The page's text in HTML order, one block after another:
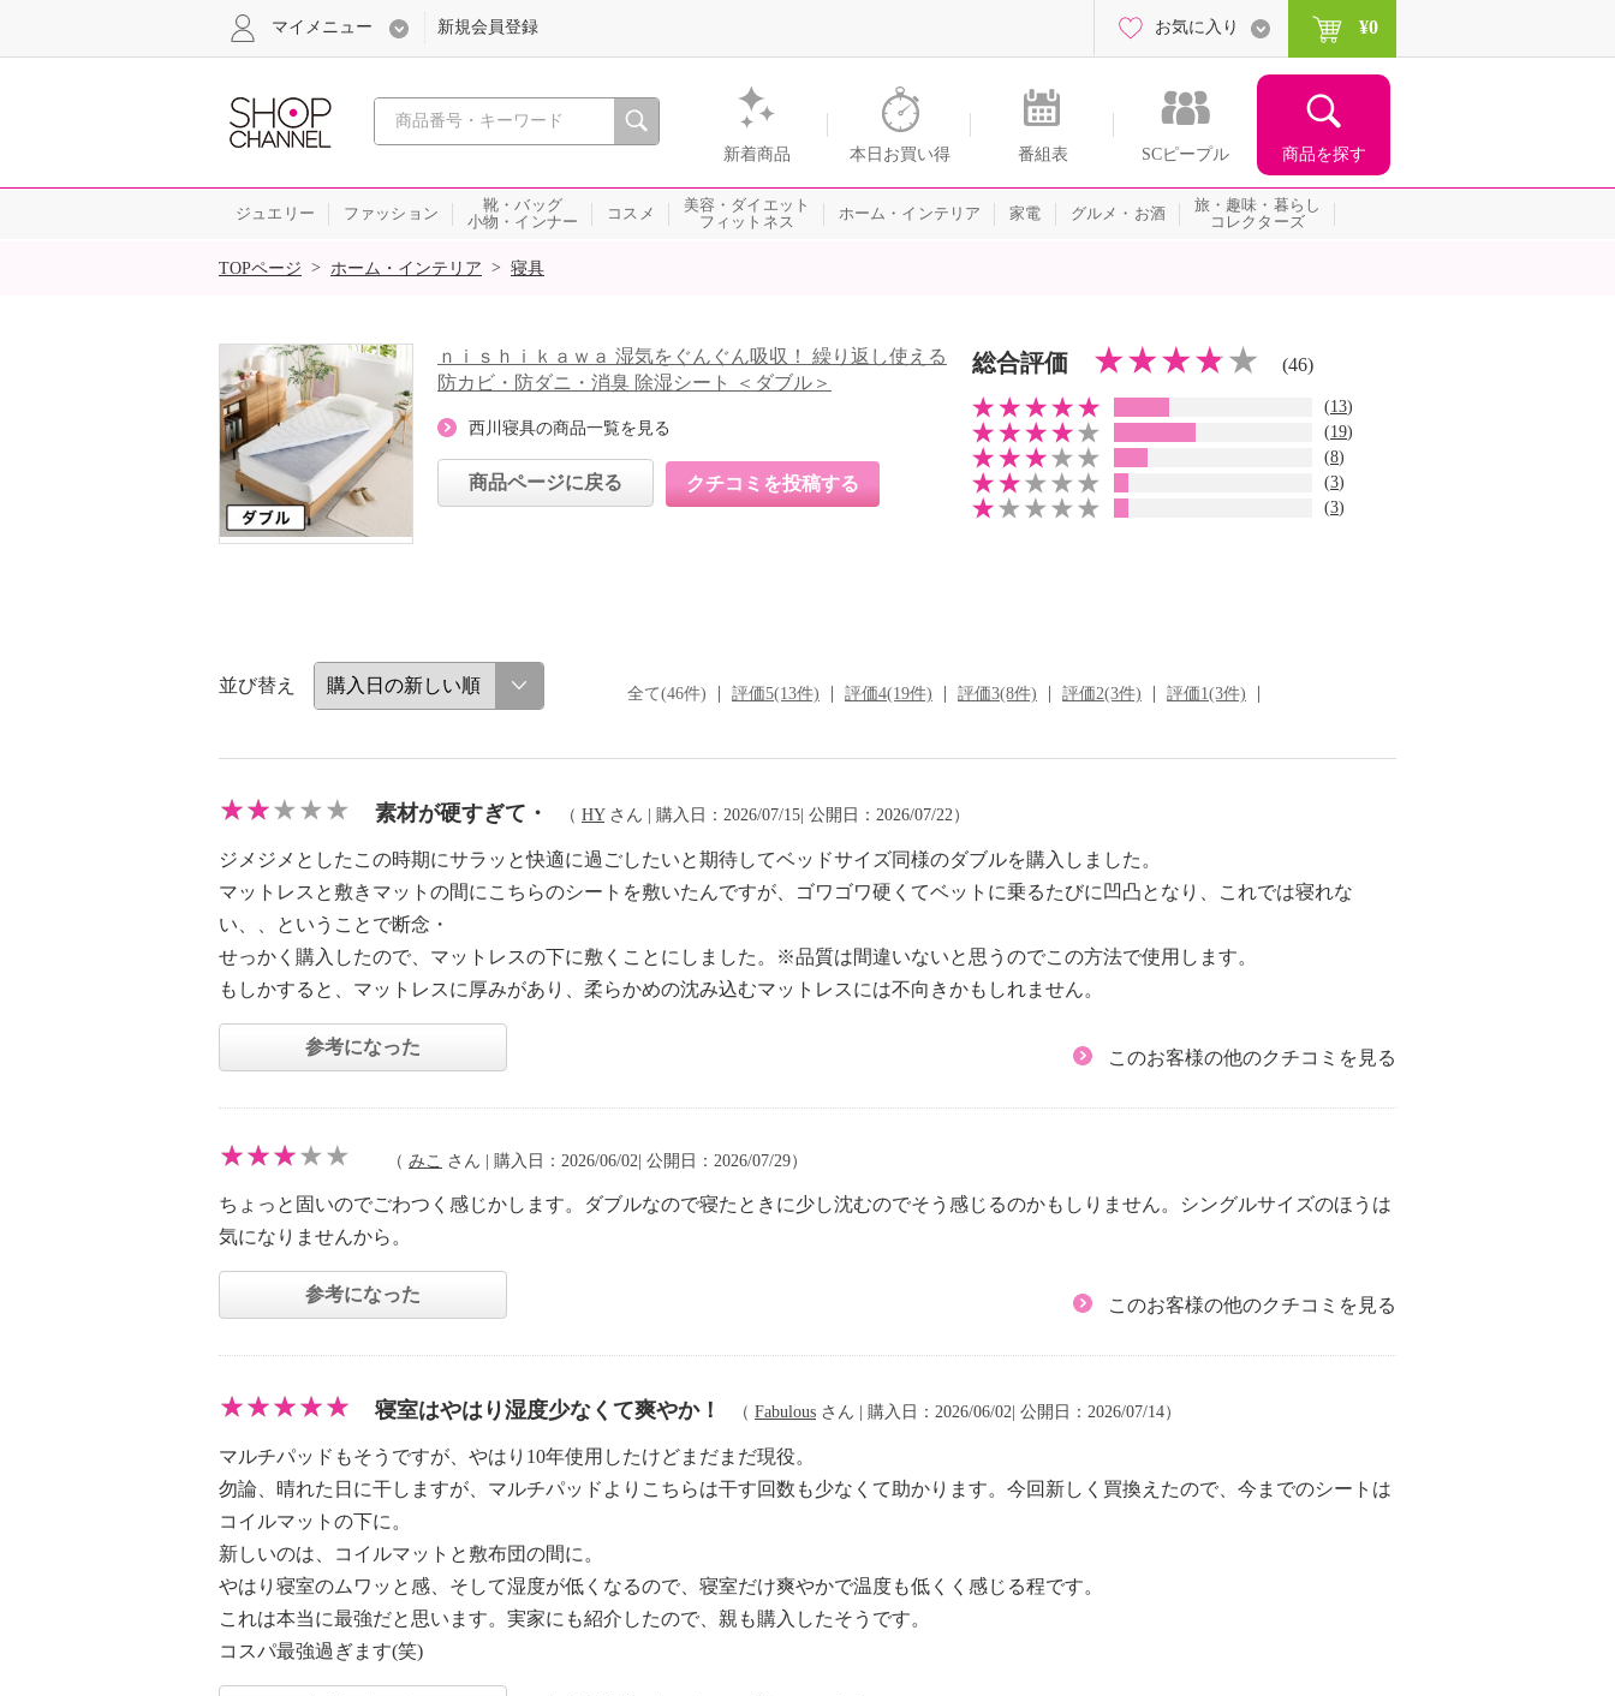
心おどる、瞬間を。通販・テレビショッピングのショップチャンネル
新着商品 本日お買い得 番組表 SCピープル 商品を探す
マイメニュー 新規会員登録 お気に入り ¥0
ジュエリー ファッション
靴・バッグ
小物・インナー
コスメ
美容・ダイエット
フィットネス
ホーム・インテリア 家電 グルメ・お酒
旅・趣味・暮らし
コレクターズ
SALE
TOPページ > ホーム・インテリア > 寝具
ｎｉｓｈｉｋａｗａ 湿気をぐんぐん吸収！ 繰り返し使える
防カビ・防ダニ・消臭 除湿シート ＜ダブル＞
西川寝具の商品一覧を見る
商品ページに戻る クチコミを投稿する
総合評価 (46)
(13)
(19)
(8)
(3)
(3)
並び替え 全て(46件) 評価5(13件) 評価4(19件) 評価3(8件) 評価2(3件) 評価1(3件)
素材が硬すぎて・ （ HYさん | 購入日：2026/07/15| 公開日：2026/07/22）
ジメジメとしたこの時期にサラッと快適に過ごしたいと期待してベッドサイズ同様のダブルを購入しました。
マットレスと敷きマットの間にこちらのシートを敷いたんですが、ゴワゴワ硬くてベットに乗るたびに凹凸となり、これでは寝れな
い、、ということで断念・
せっかく購入したので、マットレスの下に敷くことにしました。※品質は間違いないと思うのでこの方法で使用します。
もしかすると、マットレスに厚みがあり、柔らかめの沈み込むマットレスには不向きかもしれません。
参考になった
このお客様の他のクチコミを見る
（ みこ さん | 購入日：2026/06/02| 公開日：2026/07/29）
ちょっと固いのでごわつく感じかします。ダブルなので寝たときに少し沈むのでそう感じるのかもしりません。シングルサイズのほうは
気になりませんから。
参考になった
このお客様の他のクチコミを見る
寝室はやはり湿度少なくて爽やか！ （ Fabulous さん | 購入日：2026/06/02| 公開日：2026/07/14）
マルチパッドもそうですが、やはり10年使用したけどまだまだ現役。
勿論、晴れた日に干しますが、マルチパッドよりこちらは干す回数も少なくて助かります。今回新しく買換えたので、今までのシートは
コイルマットの下に。
新しいのは、コイルマットと敷布団の間に。
やはり寝室のムワッと感、そして湿度が低くなるので、寝室だけ爽やかで温度も低くく感じる程です。
これは本当に最強だと思います。実家にも紹介したので、親も購入したそうです。
コスパ最強過ぎます(笑)